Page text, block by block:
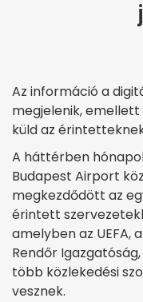
Az információ a
megjelenik,
küld az
A háttérben
Budapest Airport
megkezdődött az
érintett
amelyben az UEFA,
Rendőr
több közlekedési
vesznek.